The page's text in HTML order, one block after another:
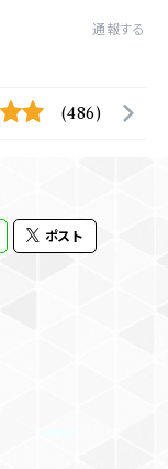
通報する
(486)
ポスト